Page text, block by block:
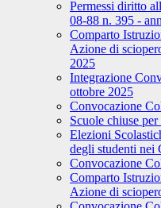
Permessi diritto
08-88 n. 395 -
Comparto
Azione di
2025
Integrazione
ottobre 2025
Convocazione
Scuole chiuse
Elezioni
degli studenti nei
Convocazione
Comparto
Azione di